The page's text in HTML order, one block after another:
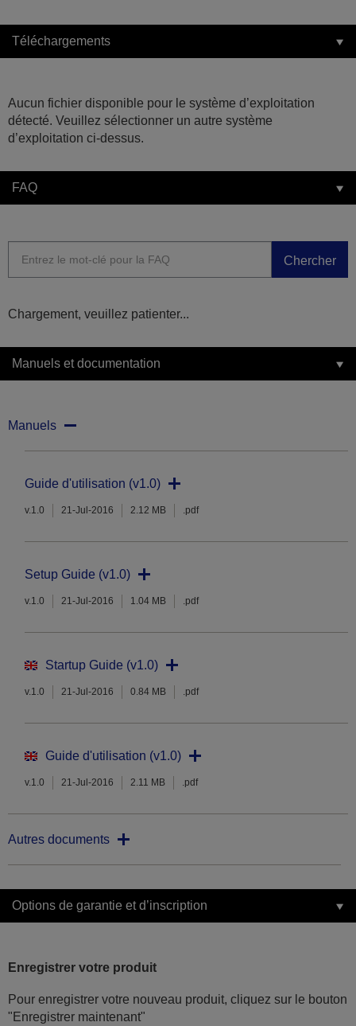
Téléchargements
Aucun fichier disponible pour le système d’exploitation
détecté. Veuillez sélectionner un autre système
d’exploitation ci-dessus.
FAQ
Chercher
Chargement, veuillez patienter...
Manuels et documentation
Manuels
Guide d'utilisation (v1.0)
v.1.0 21-Jul-2016 2.12 MB .pdf
Setup Guide (v1.0)
v.1.0 21-Jul-2016 1.04 MB .pdf
Startup Guide (v1.0)
v.1.0 21-Jul-2016 0.84 MB .pdf
Guide d'utilisation (v1.0)
v.1.0 21-Jul-2016 2.11 MB .pdf
Autres documents
Options de garantie et d’inscription
Enregistrer votre produit
Pour enregistrer votre nouveau produit, cliquez sur le bouton
"Enregistrer maintenant"